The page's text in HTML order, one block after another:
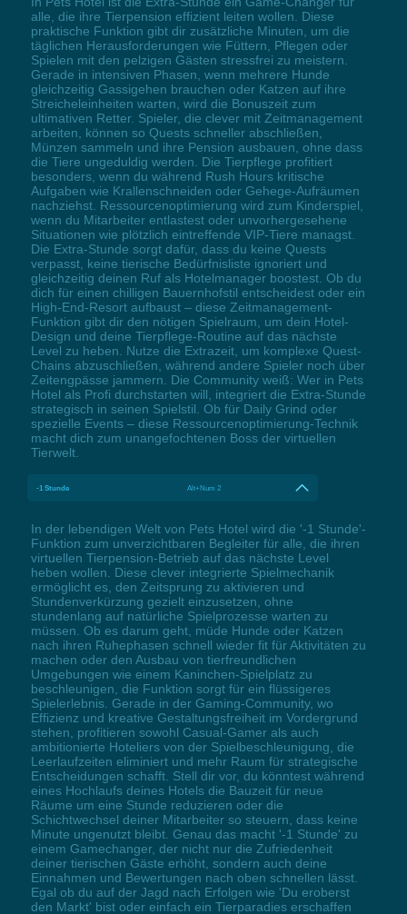
alle, die ihre Tierpension effizient leiten wollen. Diese
praktische Funktion gibt dir zusätzliche Minuten, um die
täglichen Herausforderungen wie Füttern, Pflegen oder
Spielen mit den pelzigen Gästen stressfrei zu meistern.
Gerade in intensiven Phasen, wenn mehrere Hunde
gleichzeitig Gassigehen brauchen oder Katzen auf ihre
Streicheleinheiten warten, wird die Bonuszeit zum
ultimativen Retter. Spieler, die clever mit Zeitmanagement
arbeiten, können so Quests schneller abschließen,
Münzen sammeln und ihre Pension ausbauen, ohne dass
die Tiere ungeduldig werden. Die Tierpflege profitiert
besonders, wenn du während Rush Hours kritische
Aufgaben wie Krallenschneiden oder Gehege-Aufräumen
nachziehst. Ressourcenoptimierung wird zum Kinderspiel,
wenn du Mitarbeiter entlastest oder unvorhergesehene
Situationen wie plötzlich eintreffende VIP-Tiere managst.
Die Extra-Stunde sorgt dafür, dass du keine Quests
verpasst, keine tierische Bedürfnisliste ignoriert und
gleichzeitig deinen Ruf als Hotelmanager boostest. Ob du
dich für einen chilligen Bauernhofstil entscheidest oder ein
High-End-Resort aufbaust – diese Zeitmanagement-
Funktion gibt dir den nötigen Spielraum, um dein Hotel-
Design und deine Tierpflege-Routine auf das nächste
Level zu heben. Nutze die Extrazeit, um komplexe Quest-
Chains abzuschließen, während andere Spieler noch über
Zeitengpässe jammern. Die Community weiß: Wer in Pets
Hotel als Profi durchstarten will, integriert die Extra-Stunde
strategisch in seinen Spielstil. Ob für Daily Grind oder
spezielle Events – diese Ressourcenoptimierung-Technik
macht dich zum unangefochtenen Boss der virtuellen
Tierwelt.
-1 Stunde Alt+Num 2
In der lebendigen Welt von Pets Hotel wird die '-1 Stunde'-
Funktion zum unverzichtbaren Begleiter für alle, die ihren
virtuellen Tierpension-Betrieb auf das nächste Level
heben wollen. Diese clever integrierte Spielmechanik
ermöglicht es, den Zeitsprung zu aktivieren und
Stundenverkürzung gezielt einzusetzen, ohne
stundenlang auf natürliche Spielprozesse warten zu
müssen. Ob es darum geht, müde Hunde oder Katzen
nach ihren Ruhephasen schnell wieder fit für Aktivitäten zu
machen oder den Ausbau von tierfreundlichen
Umgebungen wie einem Kaninchen-Spielplatz zu
beschleunigen, die Funktion sorgt für ein flüssigeres
Spielerlebnis. Gerade in der Gaming-Community, wo
Effizienz und kreative Gestaltungsfreiheit im Vordergrund
stehen, profitieren sowohl Casual-Gamer als auch
ambitionierte Hoteliers von der Spielbeschleunigung, die
Leerlaufzeiten eliminiert und mehr Raum für strategische
Entscheidungen schafft. Stell dir vor, du könntest während
eines Hochlaufs deines Hotels die Bauzeit für neue
Räume um eine Stunde reduzieren oder die
Schichtwechsel deiner Mitarbeiter so steuern, dass keine
Minute ungenutzt bleibt. Genau das macht '-1 Stunde' zu
einem Gamechanger, der nicht nur die Zufriedenheit
deiner tierischen Gäste erhöht, sondern auch deine
Einnahmen und Bewertungen nach oben schnellen lässt.
Egal ob du auf der Jagd nach Erfolgen wie 'Du eroberst
den Markt' bist oder einfach ein Tierparadies erschaffen